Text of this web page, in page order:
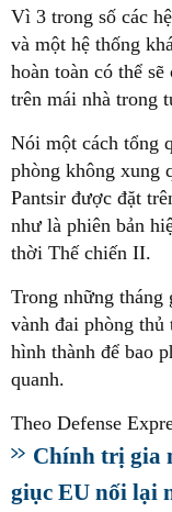
Vì 3 trong số các
và một hệ thống
hoàn toàn có thể
trên mái nhà trong
Nói một cách tổng
phòng không xung
Pantsir được đặt
như là phiên bản
thời Thế chiến II.
Trong những tháng
vành đai phòng
hình thành để bao
quanh.
Theo Defense
Chính trị gia
giục EU nối lại